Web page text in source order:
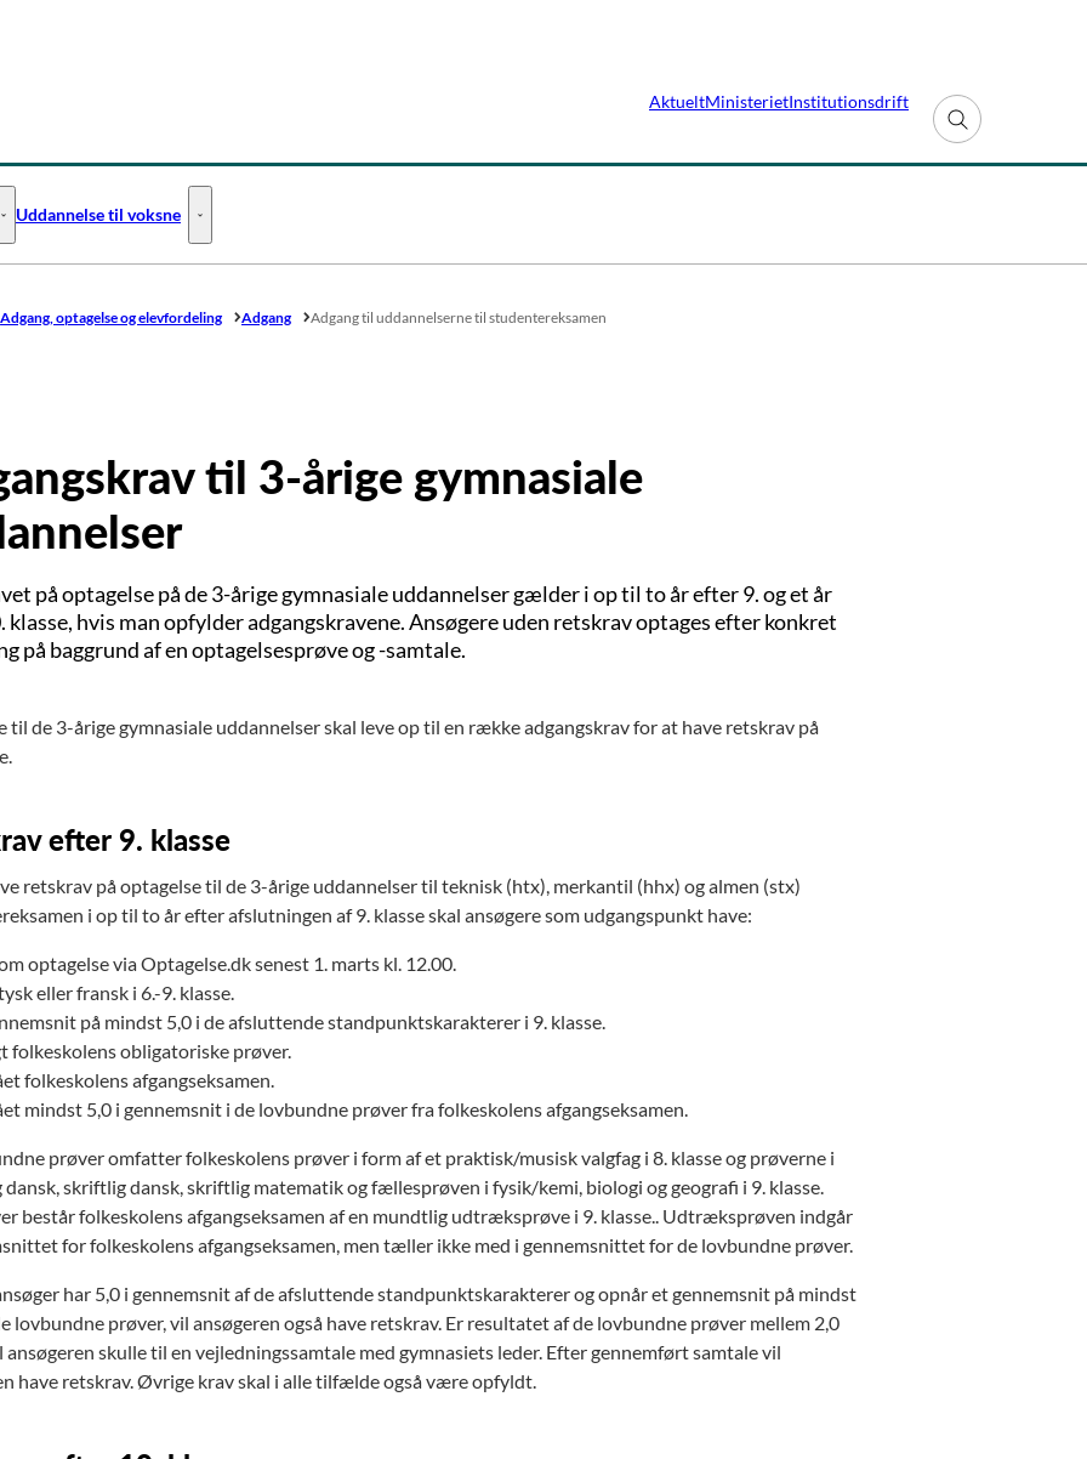
AktueltMinisterietInstitutionsdrift
Fold søgefelt ud
Uddannelse til unge - Flere links
Uddannelse til voksne Uddannelse til voksne - Flere links
Adgang, optagelse og elevfordeling Adgang Adgang til uddannelserne til studentereksamen
til 3-årige gymnasiale
på optagelse på de 3-årige gymnasiale uddannelser gælder i op til to år efter 9. og et år
klasse, hvis man opfylder adgangskravene. Ansøgere uden retskrav optages efter konkret
på baggrund af en optagelsesprøve og -samtale.
til de 3-årige gymnasiale uddannelser skal leve op til en række adgangskrav for at have retskrav på
efter 9. klasse
retskrav på optagelse til de 3-årige uddannelser til teknisk (htx), merkantil (hhx) og almen (stx)
i op til to år efter afslutningen af 9. klasse skal ansøgere som udgangspunkt have:
optagelse via Optagelse.dk senest 1. marts kl. 12.00.
eller fransk i 6.-9. klasse.
på mindst 5,0 i de afsluttende standpunktskarakterer i 9. klasse.
folkeskolens obligatoriske prøver.
folkeskolens afgangseksamen.
mindst 5,0 i gennemsnit i de lovbundne prøver fra folkeskolens afgangseksamen.
prøver omfatter folkeskolens prøver i form af et praktisk/musisk valgfag i 8. klasse og prøverne i
skriftlig dansk, skriftlig matematik og fællesprøven i fysik/kemi, biologi og geografi i 9. klasse.
består folkeskolens afgangseksamen af en mundtlig udtræksprøve i 9. klasse.. Udtræksprøven indgår
for folkeskolens afgangseksamen, men tæller ikke med i gennemsnittet for de lovbundne prøver.
har 5,0 i gennemsnit af de afsluttende standpunktskarakterer og opnår et gennemsnit på mindst
lovbundne prøver, vil ansøgeren også have retskrav. Er resultatet af de lovbundne prøver mellem 2,0
ansøgeren skulle til en vejledningssamtale med gymnasiets leder. Efter gennemført samtale vil
have retskrav. Øvrige krav skal i alle tilfælde også være opfyldt.